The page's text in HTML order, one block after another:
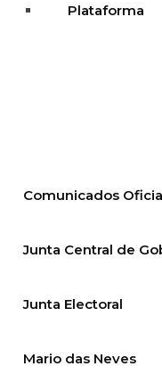
Plataforma
Comunicados
Junta Central de
Junta Electoral
Mario das Neves